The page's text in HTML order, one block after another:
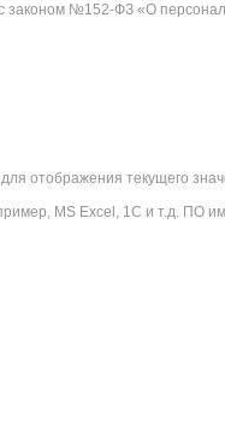
законом №152-ФЗ «О
отображения текущего
MS Excel, 1С и т.д. ПО